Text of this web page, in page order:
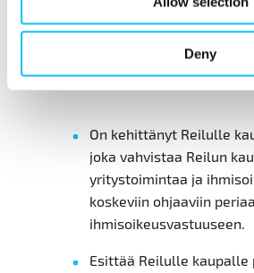
Deny
”Onneksi sitä ei tarvitse
koalitiossa on hyviä
Ihmisoikeusvastuun
On kehittänyt Reilulle
joka vahvistaa Reilun
yritystoimintaa ja
koskeviin ohjaaviin
ihmisoikeusvastuuseen.
Esittää Reilulle kaupalle